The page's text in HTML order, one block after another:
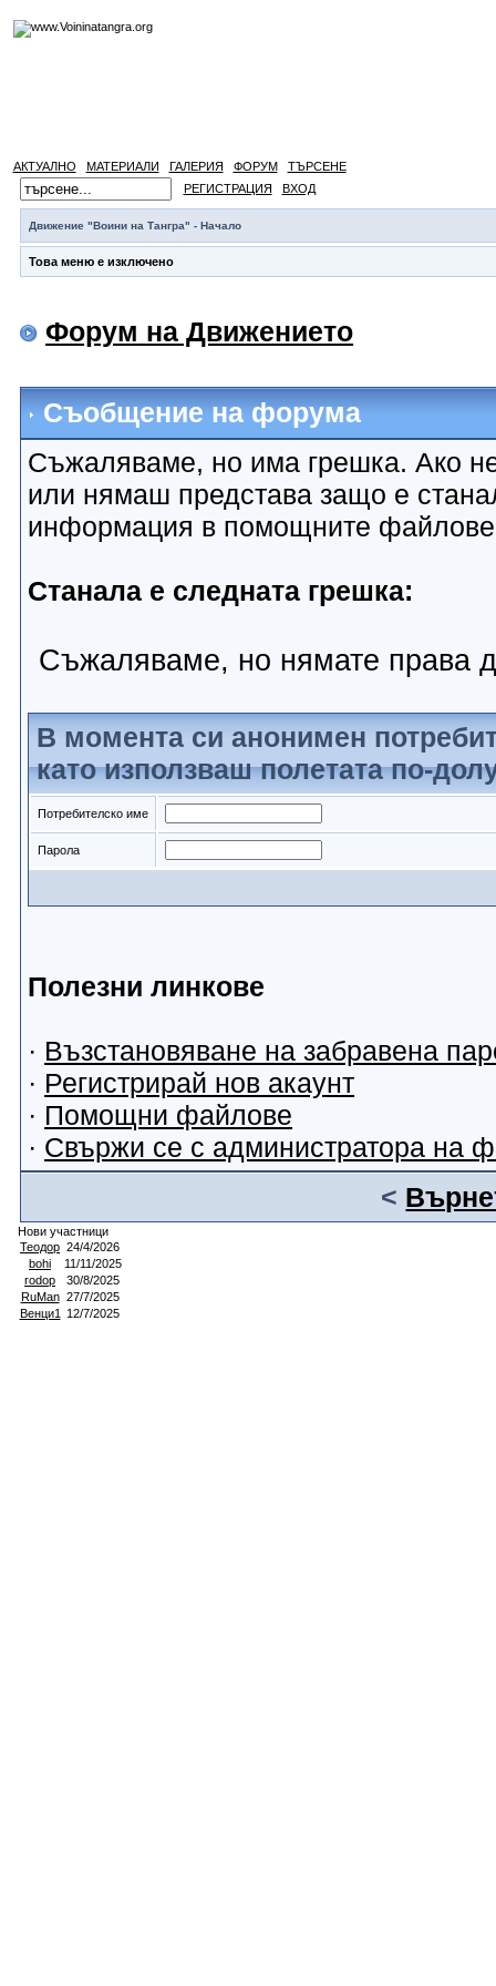
АКТУАЛНО МАТЕРИАЛИ ГАЛЕРИЯ ФОРУМ
ТЪРСЕНЕ
РЕГИСТРАЦИЯ
ВХОД
Движение "Воини на Тангра" - Начало
Това меню е изключено
Форум на Движението
Съобщение на форума
Съжаляваме, но има грешка. Ако
или нямаш представа защо е
информация в помощните
Станала е следната грешка:
Съжаляваме, но нямате права
В момента си анонимен
като използваш полетата по-
Потребителско име
Парола
Полезни линкове
· Възстановяване на забравена
· Регистрирай нов акаунт
· Помощни файлове
· Свържи се с администратора на
<
Нови участници
Теодор 24/4/2026
bohi
11/11/2025
rodop
30/8/2025
RuMan 27/7/2025
Венци1
12/7/2025